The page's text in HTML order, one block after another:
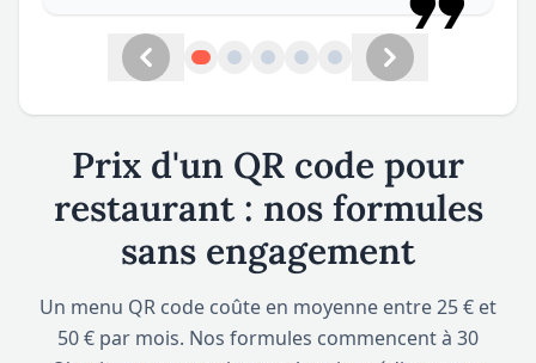
Précédent Suivant
Prix d'un QR code pour
restaurant : nos formules
sans engagement
Un menu QR code coûte en moyenne entre 25 € et
50 € par mois. Nos formules commencent à 30